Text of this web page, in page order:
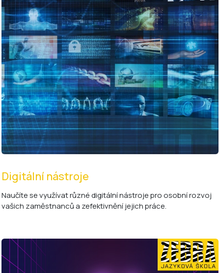
Digitální nástroje
Naučíte se využívat různé digitální nástroje pro osobní rozvoj
vašich zaměstnanců a zefektivnění jejich práce.